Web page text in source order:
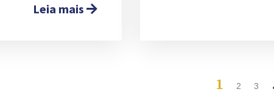
Leia mais
1 2 3